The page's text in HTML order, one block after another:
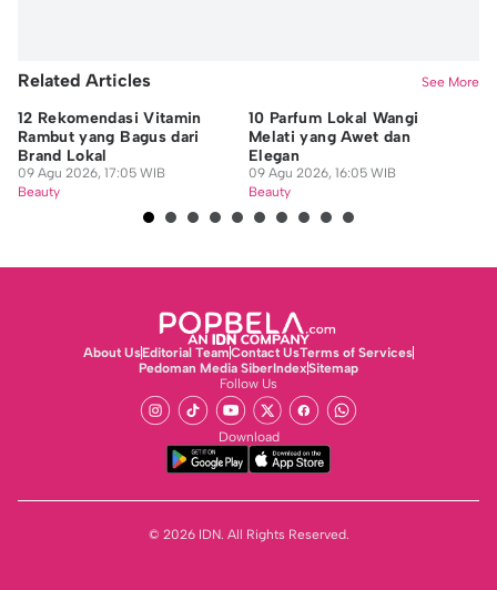
Related Articles See More
12 Rekomendasi Vitamin
Rambut yang Bagus dari
Brand Lokal
09 Agu 2026, 17:05 WIB
Beauty
10 Parfum Lokal Wangi
Melati yang Awet dan
Elegan
09 Agu 2026, 16:05 WIB
Beauty
About UsEditorial TeamContact UsTerms of Services
Pedoman Media SiberIndexSitemap
Follow Us
Download
© 2026 IDN. All Rights Reserved.